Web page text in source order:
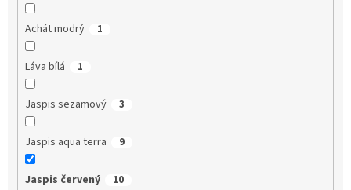
Achát modrý 1
Láva bílá 1
Jaspis sezamový 3
Jaspis aqua terra 9
Jaspis červený 10